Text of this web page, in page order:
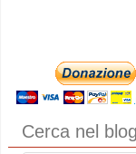
Cerca nel blog